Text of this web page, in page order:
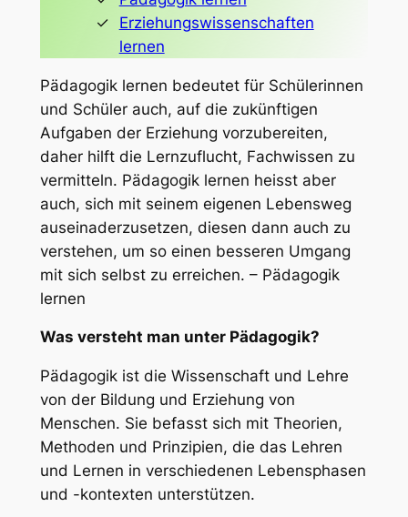
Erziehungswissenschaften
lernen
Pädagogik lernen bedeutet für Schülerinnen
und Schüler auch, auf die zukünftigen
Aufgaben der Erziehung vorzubereiten,
daher hilft die Lernzuflucht, Fachwissen zu
vermitteln. Pädagogik lernen heisst aber
auch, sich mit seinem eigenen Lebensweg
auseinaderzusetzen, diesen dann auch zu
verstehen, um so einen besseren Umgang
mit sich selbst zu erreichen. – Pädagogik
lernen
Was versteht man unter Pädagogik?
Pädagogik ist die Wissenschaft und Lehre
von der Bildung und Erziehung von
Menschen. Sie befasst sich mit Theorien,
Methoden und Prinzipien, die das Lehren
und Lernen in verschiedenen Lebensphasen
und -kontexten unterstützen.